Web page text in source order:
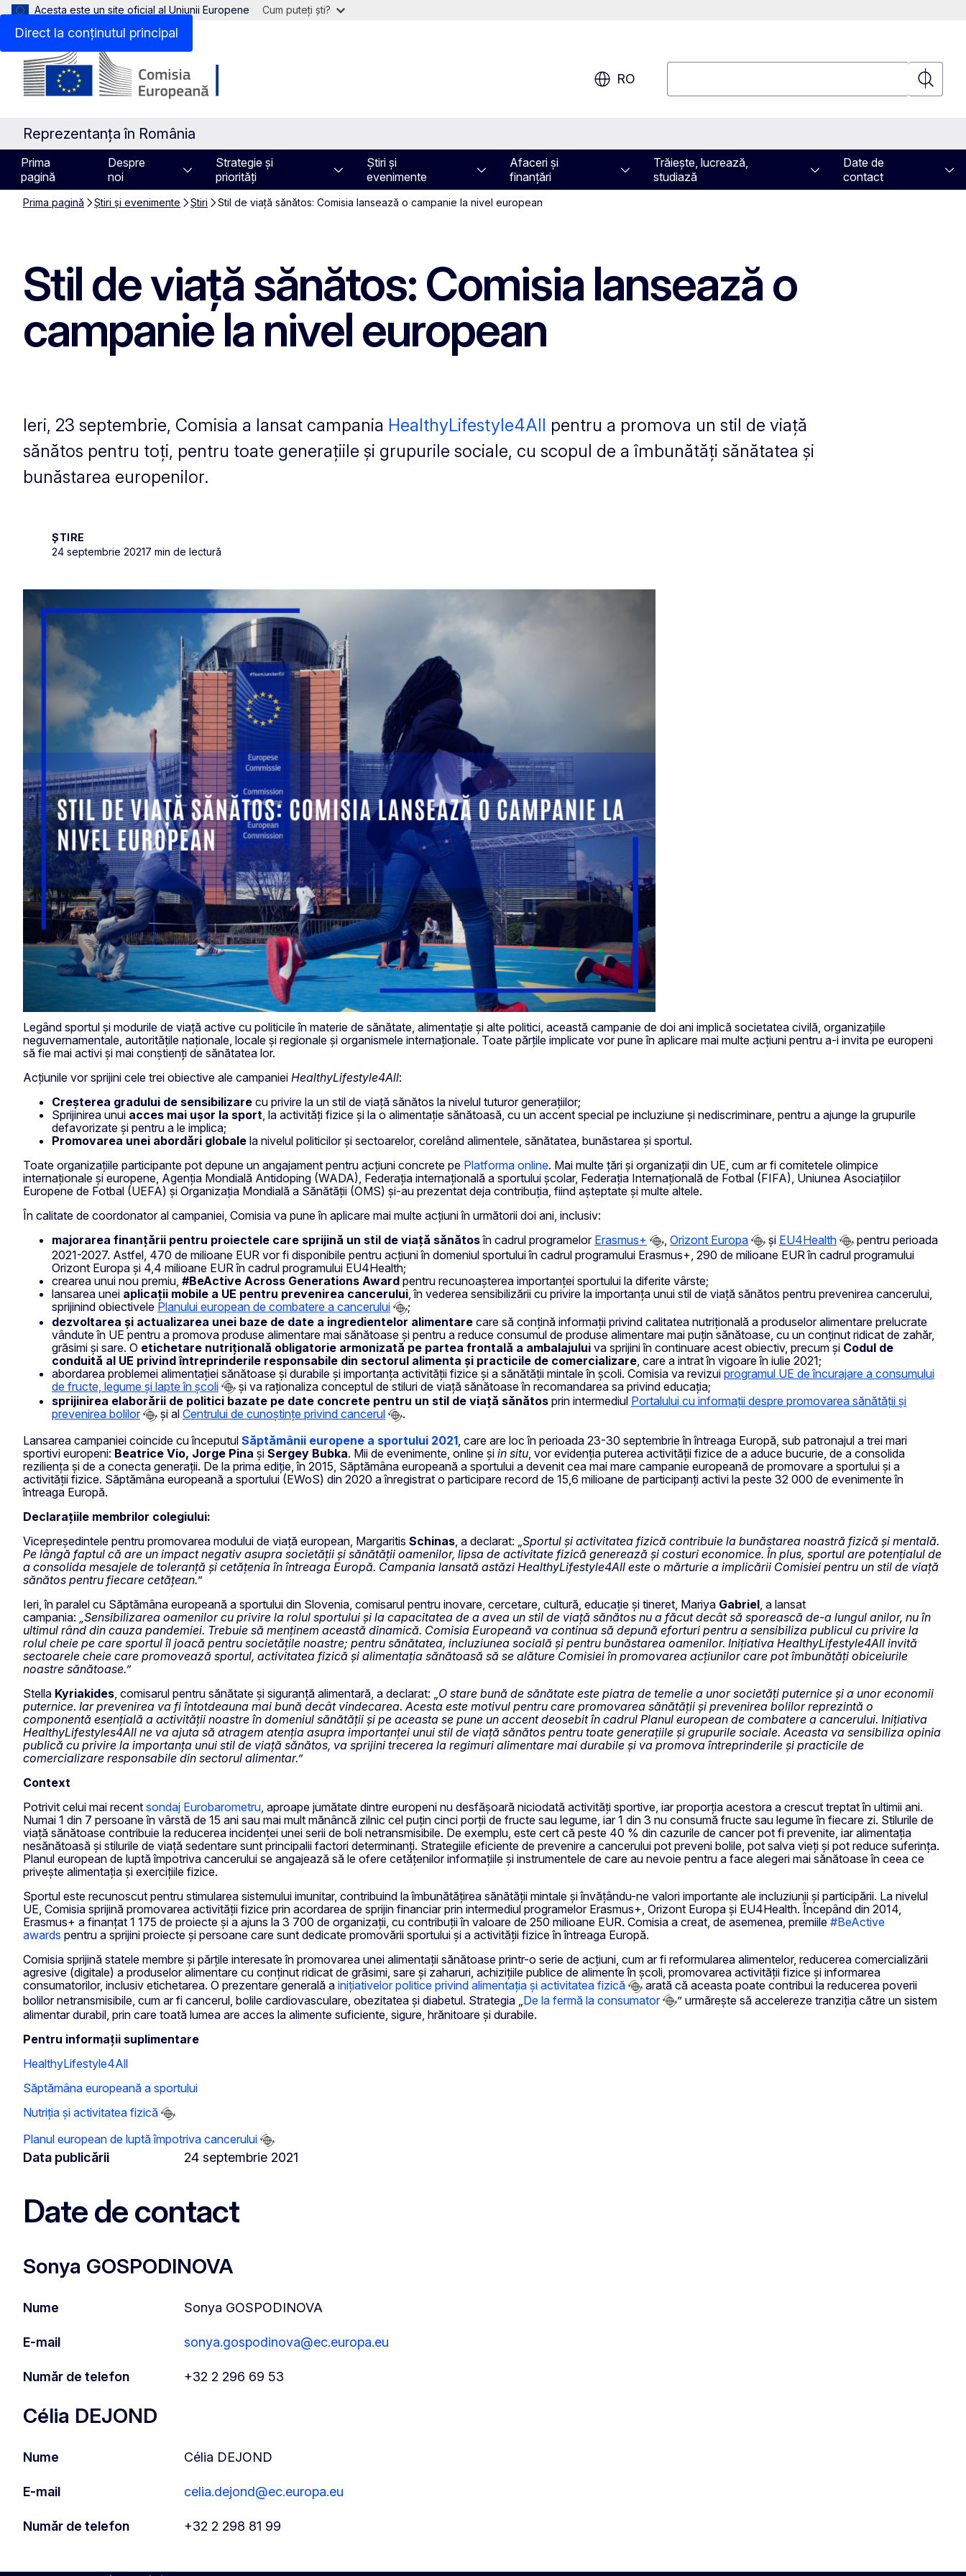
Direct la conținutul principal
Acesta este un site oficial al Uniunii Europene Cum puteți ști?
RO
Căutați
Reprezentanța în România
Prima
pagină
Despre
noi
Strategie și
priorități
Știri și
evenimente
Afaceri și
finanțări
Trăiește, lucrează,
studiază
Date de
contact
Prima pagină Știri și evenimente Știri Stil de viață sănătos: Comisia lansează o campanie la nivel european
Stil de viață sănătos: Comisia lansează o
campanie la nivel european
Ieri, 23 septembrie, Comisia a lansat campania HealthyLifestyle4All pentru a promova un stil de viață
sănătos pentru toți, pentru toate generațiile și grupurile sociale, cu scopul de a îmbunătăți sănătatea și
bunăstarea europenilor.
ȘTIRE
24 septembrie 20217 min de lectură
Legând sportul și modurile de viață active cu politicile în materie de sănătate, alimentație și alte politici, această campanie de doi ani implică societatea civilă, organizațiile
neguvernamentale, autoritățile naționale, locale și regionale și organismele internaționale. Toate părțile implicate vor pune în aplicare mai multe acțiuni pentru a-i invita pe europeni
să fie mai activi și mai conștienți de sănătatea lor.
Acțiunile vor sprijini cele trei obiective ale campaniei HealthyLifestyle4All:
Creșterea gradului de sensibilizare cu privire la un stil de viață sănătos la nivelul tuturor generațiilor;
Sprijinirea unui acces mai ușor la sport, la activități fizice și la o alimentație sănătoasă, cu un accent special pe incluziune și nediscriminare, pentru a ajunge la grupurile
defavorizate și pentru a le implica;
Promovarea unei abordări globale la nivelul politicilor și sectoarelor, corelând alimentele, sănătatea, bunăstarea și sportul.
Toate organizațiile participante pot depune un angajament pentru acțiuni concrete pe Platforma online. Mai multe țări și organizații din UE, cum ar fi comitetele olimpice
internaționale și europene, Agenția Mondială Antidoping (WADA), Federația internațională a sportului școlar, Federația Internațională de Fotbal (FIFA), Uniunea Asociațiilor
Europene de Fotbal (UEFA) și Organizația Mondială a Sănătății (OMS) și-au prezentat deja contribuția, fiind așteptate și multe altele.
În calitate de coordonator al campaniei, Comisia va pune în aplicare mai multe acțiuni în următorii doi ani, inclusiv:
majorarea finanțării pentru proiectele care sprijină un stil de viață sănătosîn cadrul programelor Erasmus+ , Orizont Europa și EU4Health
pentru perioada
2021-2027. Astfel, 470 de milioane EUR vor fi disponibile pentru acțiuni în domeniul sportului în cadrul programului Erasmus+, 290 de milioane EUR în cadrul programului
Orizont Europa și 4,4 milioane EUR în cadrul programului EU4Health;
crearea unui nou premiu, #BeActive Across Generations Award pentru recunoașterea importanței sportului la diferite vârste;
lansarea unei aplicații mobile a UE pentru prevenirea cancerului, în vederea sensibilizării cu privire la importanța unui stil de viață sănătos pentru prevenirea cancerului,
sprijinind obiectivele Planului european de combatere a cancerului
;
dezvoltarea și actualizarea unei baze de date a ingredientelor alimentare care să conțină informații privind calitatea nutrițională a produselor alimentare prelucrate
vândute în UE pentru a promova produse alimentare mai sănătoase și pentru a reduce consumul de produse alimentare mai puțin sănătoase, cu un conținut ridicat de zahăr,
grăsimi și sare. O etichetare nutrițională obligatorie armonizată pe partea frontală a ambalajului va sprijini în continuare acest obiectiv, precum și Codul de
conduită al UE privind întreprinderile responsabile din sectorul alimenta și practicile de comercializare , care a intrat în vigoare în iulie 2021;
abordarea problemei alimentației sănătoase și durabile și importanța activității fizice și a sănătății mintale în școli. Comisia va revizui programul UE de încurajare a consumului
de fructe, legume și lapte în școli
și va raționaliza conceptul de stiluri de viață sănătoase în recomandarea sa privind educația;
sprijinirea elaborării de politici bazate pe date concrete pentru un stil de viață sănătos prin intermediul Portalului cu informații despre promovarea sănătății și
prevenirea bolilor
și al Centrului de cunoștințe privind cancerul
.
Lansarea campaniei coincide cu începutul Săptămânii europene a sportului 2021, care are loc în perioada 23-30 septembrie în întreaga Europă, sub patronajul a trei mari
sportivi europeni: Beatrice Vio, Jorge Pina și Sergey Bubka. Mii de evenimente, online și in situ, vor evidenția puterea activității fizice de a aduce bucurie, de a consolida
reziliența și de a conecta generații. De la prima ediție, în 2015, Săptămâna europeană a sportului a devenit cea mai mare campanie europeană de promovare a sportului și a
activității fizice. Săptămâna europeană a sportului (EWoS) din 2020 a înregistrat o participare record de 15,6 milioane de participanți activi la peste 32 000 de evenimente în
întreaga Europă.
Declarațiile membrilor colegiului:
Vicepreședintele pentru promovarea modului de viață european, Margaritis Schinas, a declarat: „Sportul și activitatea fizică contribuie la bunăstarea noastră fizică și mentală.
Pe lângă faptul că are un impact negativ asupra societății și sănătății oamenilor, lipsa de activitate fizică generează și costuri economice. În plus, sportul are potențialul de
a consolida mesajele de toleranță și cetățenia în întreaga Europă. Campania lansată astăzi HealthyLifestyle4All este o mărturie a implicării Comisiei pentru un stil de viață
sănătos pentru fiecare cetățean.”
Ieri, în paralel cu Săptămâna europeană a sportului din Slovenia, comisarul pentru inovare, cercetare, cultură, educație și tineret, Mariya Gabriel, a lansat
campania: „Sensibilizarea oamenilor cu privire la rolul sportului și la capacitatea de a avea un stil de viață sănătos nu a făcut decât să sporească de-a lungul anilor, nu în
ultimul rând din cauza pandemiei. Trebuie să menținem această dinamică. Comisia Europeană va continua să depună eforturi pentru a sensibiliza publicul cu privire la
rolul cheie pe care sportul îl joacă pentru societățile noastre; pentru sănătatea, incluziunea socială și pentru bunăstarea oamenilor. Inițiativa HealthyLifestyle4All invită
sectoarele cheie care promovează sportul, activitatea fizică și alimentația sănătoasă să se alăture Comisiei în promovarea acțiunilor care pot îmbunătăți obiceiurile
noastre sănătoase.”
Stella Kyriakides, comisarul pentru sănătate și siguranță alimentară, a declarat: „O stare bună de sănătate este piatra de temelie a unor societăți puternice și a unor economii
puternice. Iar prevenirea va fi întotdeauna mai bună decât vindecarea. Acesta este motivul pentru care promovarea sănătății și prevenirea bolilor reprezintă o
componentă esențială a activității noastre în domeniul sănătății și pe aceasta se pune un accent deosebit în cadrul Planul european de combatere a cancerului. Inițiativa
HealthyLifestyles4All ne va ajuta să atragem atenția asupra importanței unui stil de viață sănătos pentru toate generațiile și grupurile sociale. Aceasta va sensibiliza opinia
publică cu privire la importanța unui stil de viață sănătos, va sprijini trecerea la regimuri alimentare mai durabile și va promova întreprinderile și practicile de
comercializare responsabile din sectorul alimentar.”
Context
Potrivit celui mai recent sondaj Eurobarometru, aproape jumătate dintre europeni nu desfășoară niciodată activități sportive, iar proporția acestora a crescut treptat în ultimii ani.
Numai 1 din 7 persoane în vârstă de 15 ani sau mai mult mănâncă zilnic cel puțin cinci porții de fructe sau legume, iar 1 din 3 nu consumă fructe sau legume în fiecare zi. Stilurile de
viață sănătoase contribuie la reducerea incidenței unei serii de boli netransmisibile. De exemplu, este cert că peste 40 % din cazurile de cancer pot fi prevenite, iar alimentația
nesănătoasă și stilurile de viață sedentare sunt principalii factori determinanți. Strategiile eficiente de prevenire a cancerului pot preveni bolile, pot salva vieți și pot reduce suferința.
Planul european de luptă împotriva cancerului se angajează să le ofere cetățenilor informațiile și instrumentele de care au nevoie pentru a face alegeri mai sănătoase în ceea ce
privește alimentația și exercițiile fizice.
Sportul este recunoscut pentru stimularea sistemului imunitar, contribuind la îmbunătățirea sănătății mintale și învățându-ne valori importante ale incluziunii și participării. La nivelul
UE, Comisia sprijină promovarea activității fizice prin acordarea de sprijin financiar prin intermediul programelor Erasmus+, Orizont Europa și EU4Health. Începând din 2014,
Erasmus+ a finanțat 1 175 de proiecte și a ajuns la 3 700 de organizații, cu contribuții în valoare de 250 milioane EUR. Comisia a creat, de asemenea, premiile #BeActive
awards pentru a sprijini proiecte și persoane care sunt dedicate promovării sportului și a activității fizice în întreaga Europă.
Comisia sprijină statele membre și părțile interesate în promovarea unei alimentații sănătoase printr-o serie de acțiuni, cum ar fi reformularea alimentelor, reducerea comercializării
agresive (digitale) a produselor alimentare cu conținut ridicat de grăsimi, sare și zaharuri, achizițiile publice de alimente în școli, promovarea activității fizice și informarea
consumatorilor, inclusiv etichetarea. O prezentare generală a inițiativelor politice privind alimentația și activitatea fizică
arată că aceasta poate contribui la reducerea poverii
bolilor netransmisibile, cum ar fi cancerul, bolile cardiovasculare, obezitatea și diabetul. Strategia „ De la fermă la consumator
” urmărește să accelereze tranziția către un sistem
alimentar durabil, prin care toată lumea are acces la alimente suficiente, sigure, hrănitoare și durabile.
Pentru informații suplimentare
HealthyLifestyle4All
Săptămâna europeană a sportului
Nutriția și activitatea fizică
Planul european de luptă împotriva cancerului
Data publicării 24 septembrie 2021
Date de contact
Sonya GOSPODINOVA
Nume Sonya GOSPODINOVA
E-mail sonya.gospodinova@ec.europa.eu
Număr de telefon +32 2 296 69 53
Célia DEJOND
Nume Célia DEJOND
E-mail celia.dejond@ec.europa.eu
Număr de telefon +32 2 298 81 99